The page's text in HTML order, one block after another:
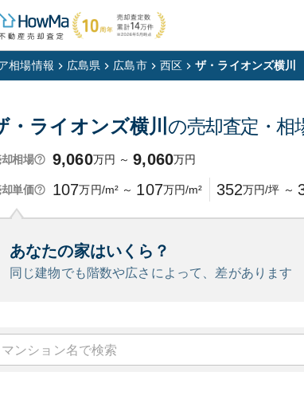
相場情報 広島県 広島市 西区 ザ・ライオンズ横川
・ライオンズ横川 の売却査定・相
相場 9,060万円 ～ 9,060万円
単価 107万円/m² ～ 107万円/m² 352万円/坪 ～
あなたの家はいくら？
同じ建物でも階数や広さによって、 差があります